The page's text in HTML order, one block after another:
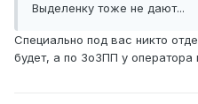
Выделенку тоже не дают...
Специально под вас никто
будет, а по ЗоЗПП у оператора